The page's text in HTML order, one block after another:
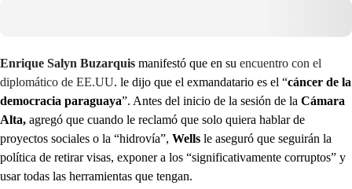
Enrique Salyn Buzarquis manifestó que en su encuentro con el
diplomático de EE.UU. le dijo que el exmandatario es el “cáncer de la
democracia paraguaya”. Antes del inicio de la sesión de la Cámara
Alta, agregó que cuando le reclamó que solo quiera hablar de
proyectos sociales o la “hidrovía”, Wells le aseguró que seguirán la
política de retirar visas, exponer a los “significativamente corruptos” y
usar todas las herramientas que tengan.